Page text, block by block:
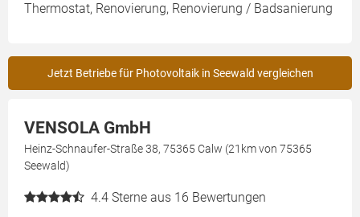
Thermostat, Renovierung, Renovierung / Badsanierung
Jetzt Betriebe für Photovoltaik in Seewald vergleichen
VENSOLA GmbH
Heinz-Schnaufer-Straße 38, 75365 Calw (21km von 75365
Seewald)
4.4 Sterne aus 16 Bewertungen